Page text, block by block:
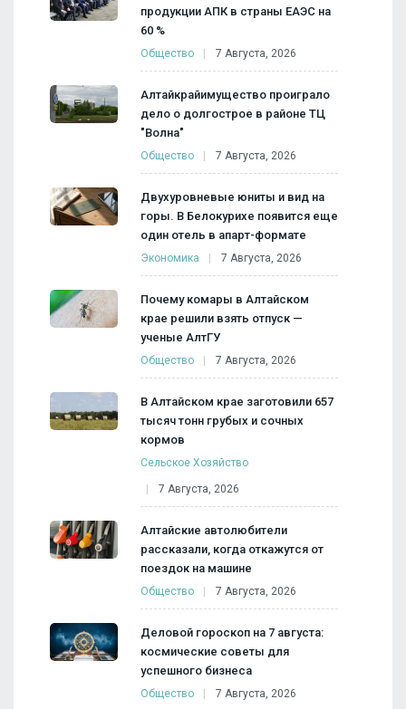
продукции АПК в страны ЕАЭС на
60 %
Общество 7 Августа, 2026
Алтайкрайимущество проиграло
дело о долгострое в районе ТЦ
"Волна"
Общество 7 Августа, 2026
Двухуровневые юниты и вид на
горы. В Белокурихе появится еще
один отель в апарт-формате
Экономика 7 Августа, 2026
Почему комары в Алтайском
крае решили взять отпуск —
ученые АлтГУ
Общество 7 Августа, 2026
В Алтайском крае заготовили 657
тысяч тонн грубых и сочных
кормов
Сельское Хозяйство
7 Августа, 2026
Алтайские автолюбители
рассказали, когда откажутся от
поездок на машине
Общество 7 Августа, 2026
Деловой гороскоп на 7 августа:
космические советы для
успешного бизнеса
Общество 7 Августа, 2026